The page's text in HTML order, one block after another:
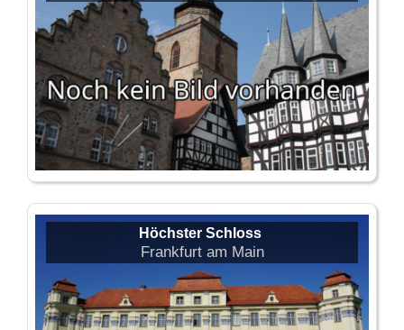
Höchster Schloss
Frankfurt am Main